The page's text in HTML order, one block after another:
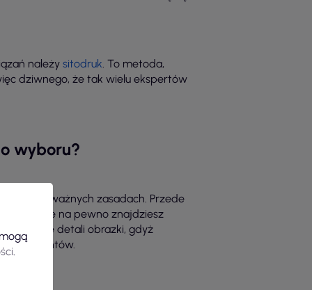
należy sitodruk. To metoda,
dziwnego, że tak wielu ekspertów
wyboru?
o kilku ważnych zasadach. Przede
wiele, że na pewno znajdziesz
po pełne detali obrazki, gdyż
klientów.
.